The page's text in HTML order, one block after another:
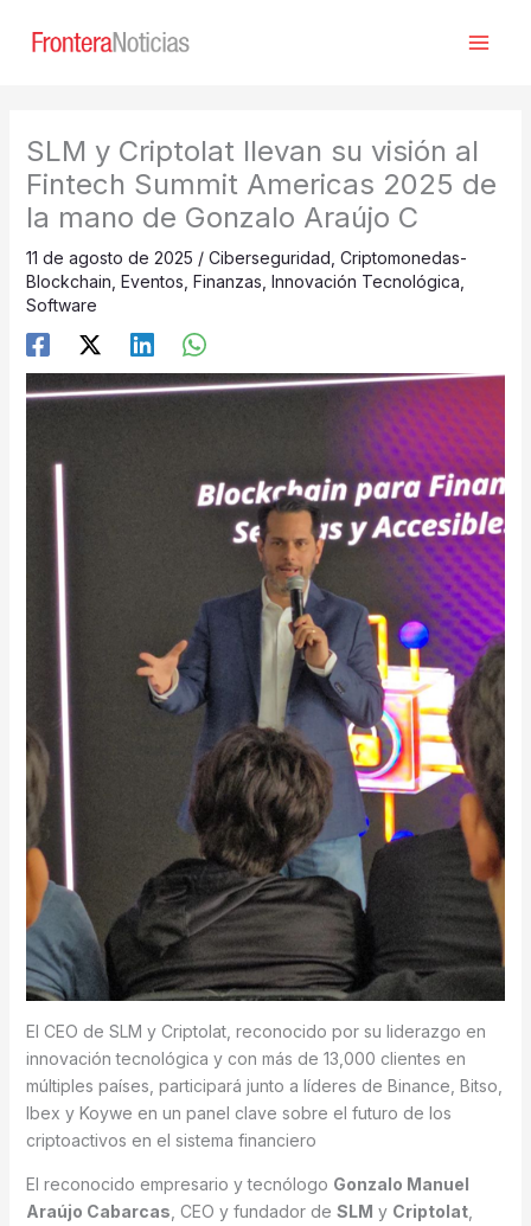
SLM y Criptolat llevan su visión al
Fintech Summit Americas 2025 de
la mano de Gonzalo Araújo C
11 de agosto de 2025 / Ciberseguridad Criptomonedas-
Blockchain Eventos Finanzas Innovación Tecnológica
Software
El CEO de SLM y Criptolat, reconocido por su liderazgo en
innovación tecnológica y con más de 13,000 clientes en
múltiples países, participará junto a líderes de Binance, Bitso,
Ibex y Koywe en un panel clave sobre el futuro de los
criptoactivos en el sistema financiero
El reconocido empresario y tecnólogo Gonzalo Manuel
Araújo Cabarcas , CEO y fundador de SLM y Criptolat,